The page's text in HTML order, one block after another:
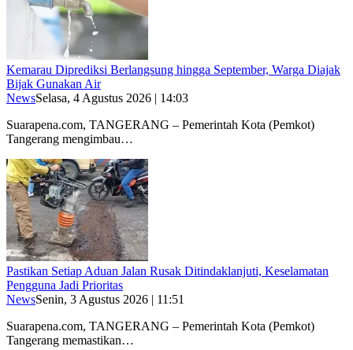
Kemarau Diprediksi Berlangsung hingga September, Warga Diajak
Bijak Gunakan Air
NewsSelasa, 4 Agustus 2026 | 14:03
Suarapena.com, TANGERANG – Pemerintah Kota (Pemkot)
Tangerang mengimbau…
Pastikan Setiap Aduan Jalan Rusak Ditindaklanjuti, Keselamatan
Pengguna Jadi Prioritas
NewsSenin, 3 Agustus 2026 | 11:51
Suarapena.com, TANGERANG – Pemerintah Kota (Pemkot)
Tangerang memastikan…